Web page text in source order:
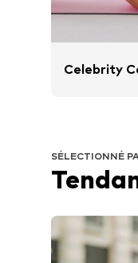
Celebrity
SÉLECTIONNÉ